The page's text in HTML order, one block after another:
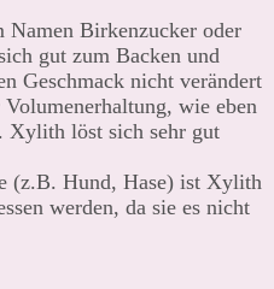
Birkenzucker oder
gut zum Backen und
Geschmack nicht verändert
wie eben
Xylith löst sich sehr gut
(z.B. Hund, Hase) ist Xylith
werden, da sie es nicht